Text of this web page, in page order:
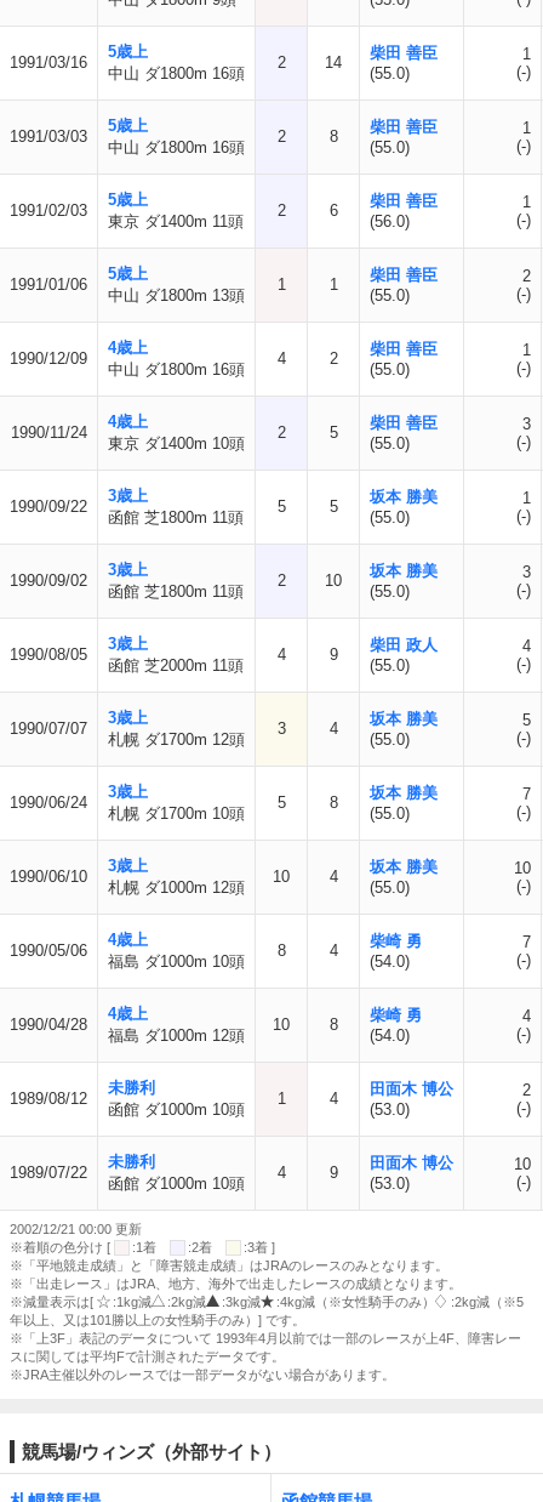
1991/03/16
5歳上
中山 ダ1800m 16頭
2 14
柴田 善臣
(55.0)
1
(-)
1991/03/03
5歳上
中山 ダ1800m 16頭
2 8
柴田 善臣
(55.0)
1
(-)
1991/02/03
5歳上
東京 ダ1400m 11頭
2 6
柴田 善臣
(56.0)
1
(-)
1991/01/06
5歳上
中山 ダ1800m 13頭
1 1
柴田 善臣
(55.0)
2
(-)
1990/12/09
4歳上
中山 ダ1800m 16頭
4 2
柴田 善臣
(55.0)
1
(-)
1990/11/24
4歳上
東京 ダ1400m 10頭
2 5
柴田 善臣
(55.0)
3
(-)
1990/09/22
3歳上
函館 芝1800m 11頭
5 5
坂本 勝美
(55.0)
1
(-)
1990/09/02
3歳上
函館 芝1800m 11頭
2 10
坂本 勝美
(55.0)
3
(-)
1990/08/05
3歳上
函館 芝2000m 11頭
4 9
柴田 政人
(55.0)
4
(-)
1990/07/07
3歳上
札幌 ダ1700m 12頭
3 4
坂本 勝美
(55.0)
5
(-)
1990/06/24
3歳上
札幌 ダ1700m 10頭
5 8
坂本 勝美
(55.0)
7
(-)
1990/06/10
3歳上
札幌 ダ1000m 12頭
10 4
坂本 勝美
(55.0)
10
(-)
1990/05/06
4歳上
福島 ダ1000m 10頭
8 4
柴崎 勇
(54.0)
7
(-)
1990/04/28
4歳上
福島 ダ1000m 12頭
10 8
柴崎 勇
(54.0)
4
(-)
1989/08/12
未勝利
函館 ダ1000m 10頭
1 4
田面木 博公
(53.0)
2
(-)
1989/07/22
未勝利
函館 ダ1000m 10頭
4 9
田面木 博公
(53.0)
10
(-)
2002/12/21 00:00 更新
※着順の色分け [
:1着 :2着
:3着 ]
※「平地競走成績」と「障害競走成績」はJRAのレースのみとなります。
※「出走レース」はJRA、地方、海外で出走したレースの成績となります。
※減量表示は[
:1kg減 :2kg減 :3kg減 :4kg減（※女性騎手のみ）
:2kg減（※5
年以上、又は101勝以上の女性騎手のみ）] です。
※「上3F」表記のデータについて 1993年4月以前では一部のレースが上4F、障害レー
スに関しては平均Fで計測されたデータです。
※JRA主催以外のレースでは一部データがない場合があります。
競馬場/ウィンズ（外部サイト）